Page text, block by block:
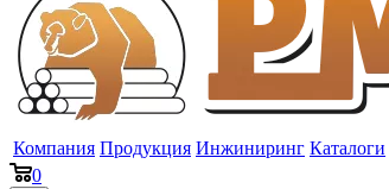
Компания Продукция Инжиниринг Каталоги
0